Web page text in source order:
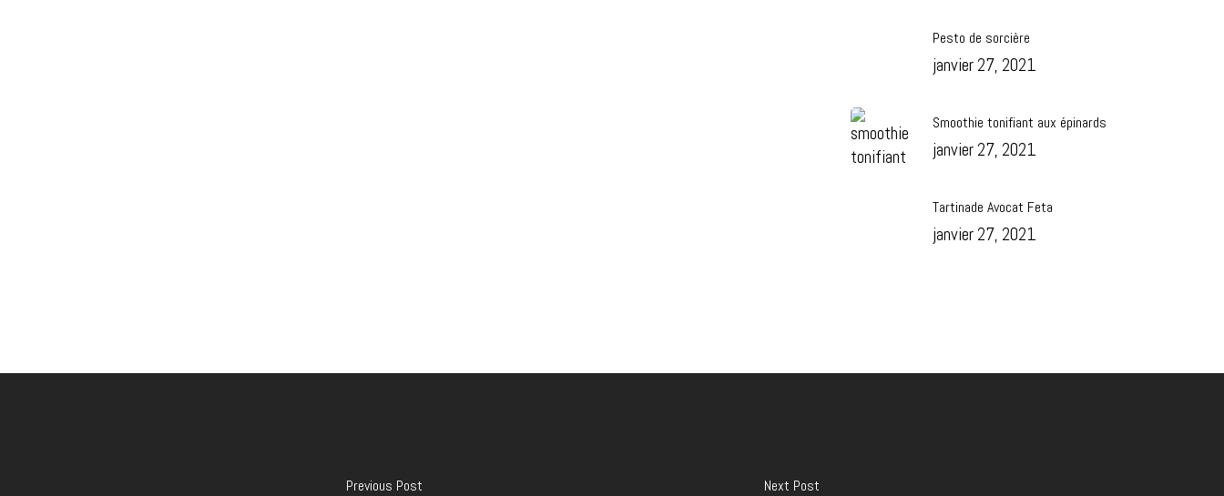
Pesto de sorcière
janvier 27, 2021
Smoothie tonifiant aux épinards
janvier 27, 2021
Tartinade Avocat Feta
janvier 27, 2021
Previous Post Next Post